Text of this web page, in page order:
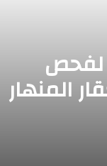
لفحص
المنهار